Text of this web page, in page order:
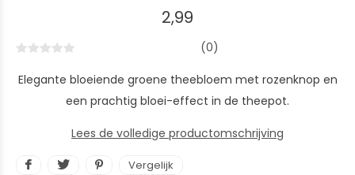
2,99
(0)
Elegante bloeiende groene theebloem met rozenknop en
een prachtig bloei-effect in de theepot.
Lees de volledige productomschrijving
Vergelijk